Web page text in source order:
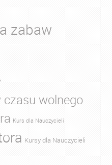
zabaw
wolnego
Kurs dla Nauczycieli
Kursy dla Nauczycieli